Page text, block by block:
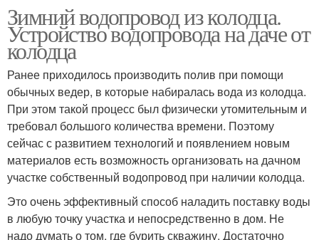
Зимний водопровод из колодца.
Устройство водопровода на даче от
колодца
Ранее приходилось производить полив при помощи
обычных ведер, в которые набиралась вода из колодца.
При этом такой процесс был физически утомительным и
требовал большого количества времени. Поэтому
сейчас с развитием технологий и появлением новым
материалов есть возможность организовать на дачном
участке собственный водопровод при наличии колодца.
Это очень эффективный способ наладить поставку воды
в любую точку участка и непосредственно в дом. Не
надо думать о том, где бурить скважину. Достаточно